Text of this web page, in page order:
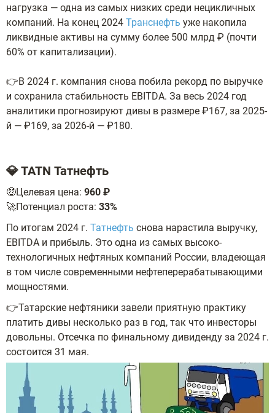
нагрузка — одна из самых низких среди нецикличных
компаний. На конец 2024 Транснефть уже накопила
ликвидные активы на сумму более 500 млрд ₽ (почти
60% от капитализации).
👉В 2024 г. компания снова побила рекорд по выручке
и сохранила стабильность EBITDA. За весь 2024 год
аналитики прогнозируют дивы в размере ₽167, за 2025-
й — ₽169, за 2026-й — ₽180.
💎 TATN Татнефть
🤑Целевая цена: 960 ₽
🚀Потенциал роста: 33%
По итогам 2024 г. Татнефть снова нарастила выручку,
EBITDA и прибыль. Это одна из самых высоко-
технологичных нефтяных компаний России, владеющая
в том числе современными нефтеперерабатывающими
мощностями.
👉Татарские нефтяники завели приятную практику
платить дивы несколько раз в год, так что инвесторы
довольны. Отсечка по финальному дивиденду за 2024 г.
состоится 31 мая.